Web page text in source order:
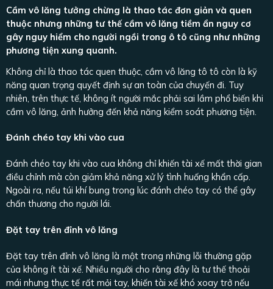
Cầm vô lăng tưởng chừng là thao tác đơn giản và quen
thuộc nhưng những tư thế cầm vô lăng tiềm ẩn nguy cơ
gây nguy hiểm cho người ngồi trong ô tô cũng như những
phương tiện xung quanh.
Không chỉ là thao tác quen thuộc, cầm vô lăng tô tô còn là kỹ
năng quan trọng quyết định sự an toàn của chuyến đi. Tuy
nhiên, trên thực tế, không ít người mắc phải sai lầm phổ biến khi
cầm vô lăng, ảnh hưởng đến khả năng kiểm soát phương tiện.
Đánh chéo tay khi vào cua
Đánh chéo tay khi vào cua không chỉ khiến tài xế mất thời gian
điều chỉnh mà còn giảm khả năng xử lý tình huống khẩn cấp.
Ngoài ra, nếu túi khí bung trong lúc đánh chéo tay có thể gây
chấn thương cho người lái.
Đặt tay trên đỉnh vô lăng
Đặt tay trên đỉnh vô lăng là một trong những lỗi thường gặp
của không ít tài xế. Nhiều người cho rằng đây là tư thế thoải
mái nhưng thực tế rất mỏi tay, khiến tài xế khó xoay trở nếu